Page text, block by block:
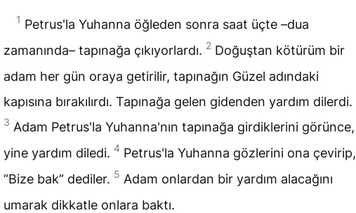
1 Petrus'la Yuhanna öğleden sonra saat üçte –dua
zamanında– tapınağa çıkıyorlardı. 2 Doğuştan kötürüm bir
adam her gün oraya getirilir, tapınağın Güzel adındaki
kapısına bırakılırdı. Tapınağa gelen gidenden yardım dilerdi.
3 Adam Petrus'la Yuhanna'nın tapınağa girdiklerini görünce,
yine yardım diledi. 4 Petrus'la Yuhanna gözlerini ona çevirip,
“Bize bak” dediler. 5 Adam onlardan bir yardım alacağını
umarak dikkatle onlara baktı.